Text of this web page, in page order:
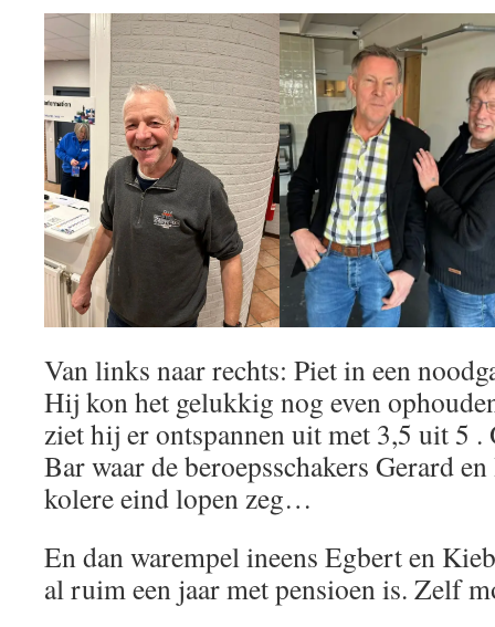
Van links naar rechts: Piet in een
Hij kon het gelukkig nog even
ziet hij er ontspannen uit met 3,5 uit 5 .
Bar waar de beroepsschakers Gerard
kolere eind lopen zeg…
En dan warempel ineens Egbert en
al ruim een jaar met pensioen is. Zelf